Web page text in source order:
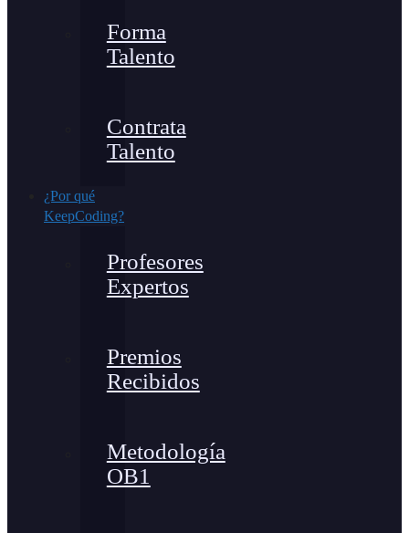
Forma
Talento
Contrata
Talento
¿Por qué
KeepCoding?
Profesores
Expertos
Premios
Recibidos
Metodología
OB1